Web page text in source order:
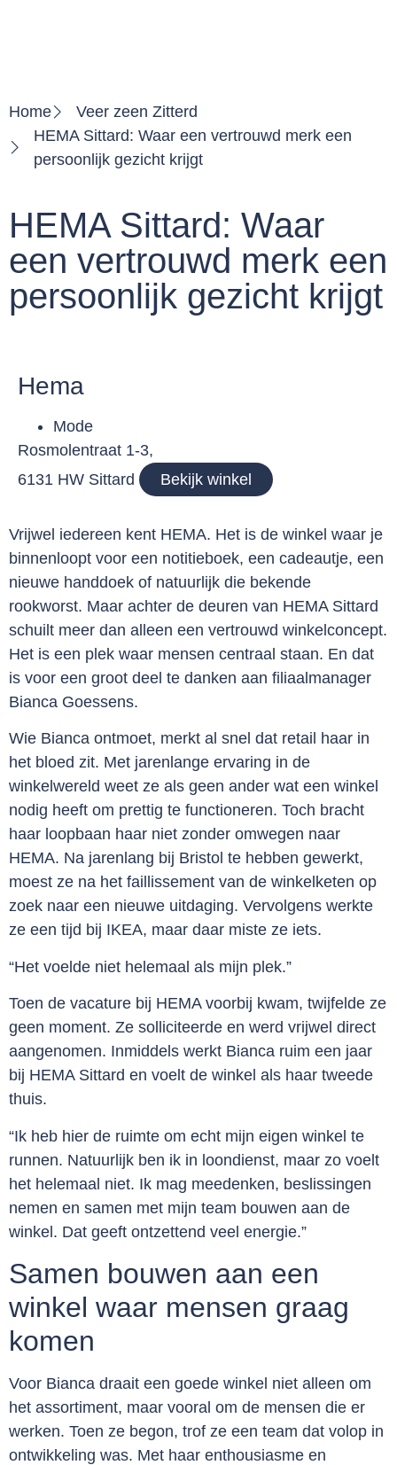
Home
Veer zeen Zitterd
HEMA Sittard: Waar een vertrouwd merk een
persoonlijk gezicht krijgt
HEMA Sittard: Waar
een vertrouwd merk een
persoonlijk gezicht krijgt
Hema
Mode
Rosmolentraat 1-3,
6131 HW Sittard
Bekijk winkel
Vrijwel iedereen kent HEMA. Het is de winkel waar je
binnenloopt voor een notitieboek, een cadeautje, een
nieuwe handdoek of natuurlijk die bekende
rookworst. Maar achter de deuren van HEMA Sittard
schuilt meer dan alleen een vertrouwd winkelconcept.
Het is een plek waar mensen centraal staan. En dat
is voor een groot deel te danken aan filiaalmanager
Bianca Goessens.
Wie Bianca ontmoet, merkt al snel dat retail haar in
het bloed zit. Met jarenlange ervaring in de
winkelwereld weet ze als geen ander wat een winkel
nodig heeft om prettig te functioneren. Toch bracht
haar loopbaan haar niet zonder omwegen naar
HEMA. Na jarenlang bij Bristol te hebben gewerkt,
moest ze na het faillissement van de winkelketen op
zoek naar een nieuwe uitdaging. Vervolgens werkte
ze een tijd bij IKEA, maar daar miste ze iets.
“Het voelde niet helemaal als mijn plek.”
Toen de vacature bij HEMA voorbij kwam, twijfelde ze
geen moment. Ze solliciteerde en werd vrijwel direct
aangenomen. Inmiddels werkt Bianca ruim een jaar
bij HEMA Sittard en voelt de winkel als haar tweede
thuis.
“Ik heb hier de ruimte om echt mijn eigen winkel te
runnen. Natuurlijk ben ik in loondienst, maar zo voelt
het helemaal niet. Ik mag meedenken, beslissingen
nemen en samen met mijn team bouwen aan de
winkel. Dat geeft ontzettend veel energie.”
Samen bouwen aan een
winkel waar mensen graag
komen
Voor Bianca draait een goede winkel niet alleen om
het assortiment, maar vooral om de mensen die er
werken. Toen ze begon, trof ze een team dat volop in
ontwikkeling was. Met haar enthousiasme en